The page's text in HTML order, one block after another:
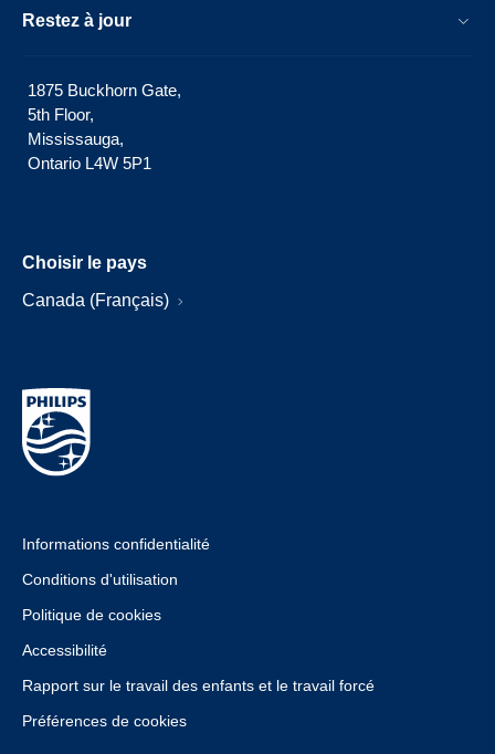
Restez à jour
1875 Buckhorn Gate,
5th Floor,
Mississauga,
Ontario L4W 5P1
Choisir le pays
Canada (Français)
Informations confidentialité
Conditions d'utilisation
Politique de cookies
Accessibilité
Rapport sur le travail des enfants et le travail forcé
Préférences de cookies